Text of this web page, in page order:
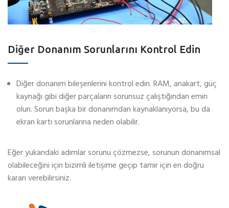
Diğer Donanım Sorunlarını Kontrol Edin
Diğer donanım bileşenlerini kontrol edin. RAM, anakart, güç
kaynağı gibi diğer parçaların sorunsuz çalıştığından emin
olun. Sorun başka bir donanımdan kaynaklanıyorsa, bu da
ekran kartı sorunlarına neden olabilir.
Eğer yukarıdaki adımlar sorunu çözmezse, sorunun donanımsal
olabileceğini için bizimli iletişime geçip tamir için en doğru
kararı verebilirsiniz.